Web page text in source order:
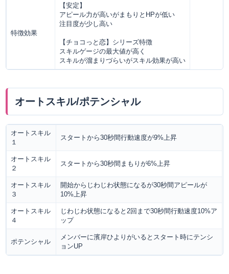
特徴効果
【安定】
アピール力が高いがまもりとHPが低い
注目度が少し高い
【チョコっと恋】シリーズ特徴
スキルゲージの最大値が高く
スキルが溜まりづらいがスキル効果が高い
オートスキル/ポテンシャル
オートスキル
１
スタートから30秒間行動速度が9%上昇
オートスキル
２
スタートから30秒間まもりが6%上昇
オートスキル
３
開始からじわじわ状態になるが30秒間アピールが
10%上昇
オートスキル
４
じわじわ状態になると2回まで30秒間行動速度10%ア
ップ
ポテンシャル
メンバーに濱岸ひよりがいるとスタート時にテンシ
ョンUP